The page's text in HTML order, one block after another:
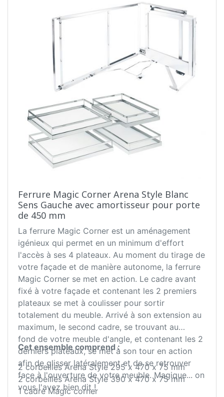
Ferrure Magic Corner Arena Style Blanc
Sens Gauche avec amortisseur pour porte
de 450 mm
La ferrure Magic Corner est un aménagement
igénieux qui permet en un minimum d'effort
l'accès à ses 4 plateaux. Au moment du tirage de
votre façade et de manière autonome, la ferrure
Magic Corner se met en action. Le cadre avant
fixé à votre façade et contenant les 2 premiers
plateaux se met à coulisser pour sortir
totalement du meuble. Arrivé à son extension au
maximum, le second cadre, se trouvant au
fond de votre meuble d'angle, et contenant les 2
derniers plateaux, se met à son tour en action
afin de glisser latéralement et de se retrouver
face à l'ouverture de votre meuble. Magique... on
vous l'avez bien dit !
Cet ensemble comprend :
2 corbeilles Arena Style 295 x 470 x 75 mm
2 corbeilles Arena Style 390 x 470 x 75 mm
1 cadre Magic corner